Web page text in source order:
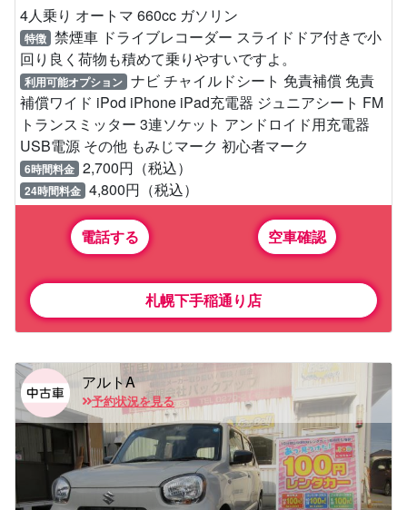
4人乗り オートマ 660cc ガソリン
特徴 禁煙車 ドライブレコーダー スライドドア付きで小
回り良く荷物も積めて乗りやすいですよ。
利用可能オプション ナビ チャイルドシート 免責補償 免責
補償ワイド iPod iPhone iPad充電器 ジュニアシート FM
トランスミッター 3連ソケット アンドロイド用充電器
USB電源 その他 もみじマーク 初心者マーク
6時間料金 2,700円（税込）
24時間料金 4,800円（税込）
電話する 空車確認
札幌下手稲通り店
アルトA
予約状況を見る